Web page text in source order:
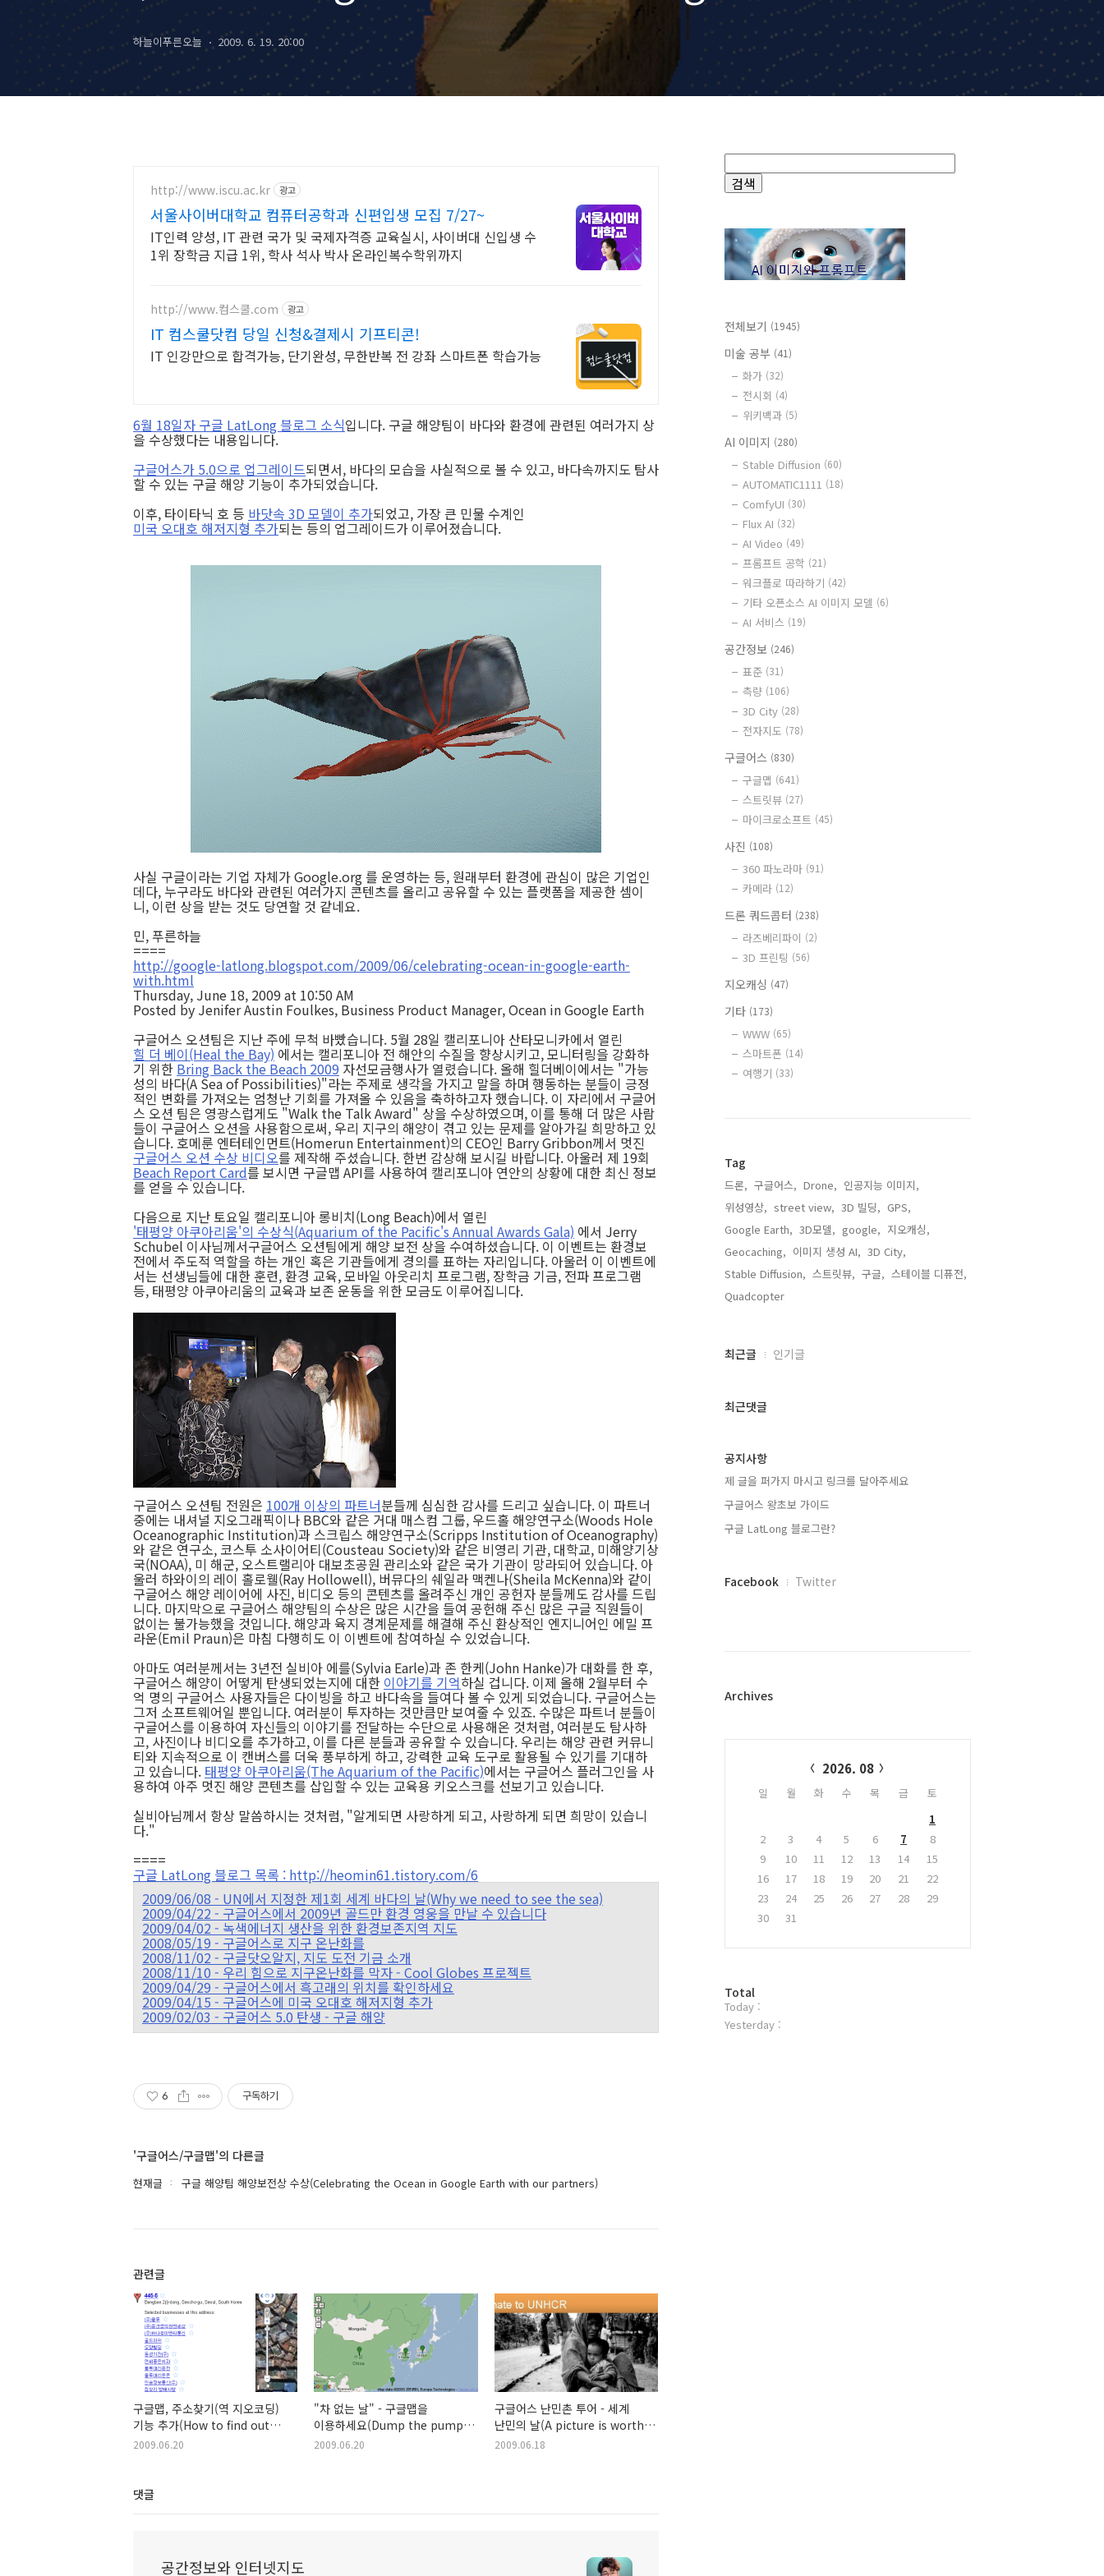
Earth with our partners)
하늘이푸른오늘 2009. 6. 19. 20:00
http://www.iscu.ac.kr 광고
서울사이버대학교 컴퓨터공학과 신편입생 모집 7/27~
IT인력 양성, IT 관련 국가 및 국제자격증 교육실시, 사이버대 신입생 수
1위 장학금 지급 1위, 학사 석사 박사 온라인복수학위까지
http://www.컴스쿨.com 광고
IT 컴스쿨닷컴 당일 신청&결제시 기프티콘!
IT 인강만으로 합격가능, 단기완성, 무한반복 전 강좌 스마트폰 학습가능
6월 18일자 구글 LatLong 블로그 소식입니다. 구글 해양팀이 바다와 환경에 관련된 여러가지 상
을 수상했다는 내용입니다.
구글어스가 5.0으로 업그레이드되면서, 바다의 모습을 사실적으로 볼 수 있고, 바다속까지도 탐사
할 수 있는 구글 해양 기능이 추가되었습니다.
이후, 타이타닉 호 등 바닷속 3D 모델이 추가되었고, 가장 큰 민물 수계인
미국 오대호 해저지형 추가되는 등의 업그레이드가 이루어졌습니다.
사실 구글이라는 기업 자체가 Google.org 를 운영하는 등, 원래부터 환경에 관심이 많은 기업인
데다, 누구라도 바다와 관련된 여러가지 콘텐츠를 올리고 공유할 수 있는 플랫폼을 제공한 셈이
니, 이런 상을 받는 것도 당연할 것 같네요.
민, 푸른하늘
====
http://google-latlong.blogspot.com/2009/06/celebrating-ocean-in-google-earth-
with.html
Thursday, June 18, 2009 at 10:50 AM
Posted by Jenifer Austin Foulkes, Business Product Manager, Ocean in Google Earth
구글어스 오션팀은 지난 주에 무척 바빴습니다. 5월 28일 캘리포니아 산타모니카에서 열린
힐 더 베이(Heal the Bay) 에서는 캘리포니아 전 해안의 수질을 향상시키고, 모니터링을 강화하
기 위한 Bring Back the Beach 2009 자선모금행사가 열렸습니다. 올해 힐더베이에서는 "가능
성의 바다(A Sea of Possibilities)"라는 주제로 생각을 가지고 말을 하며 행동하는 분들이 긍정
적인 변화를 가져오는 엄청난 기회를 가져올 수 있음을 축하하고자 했습니다. 이 자리에서 구글어
스 오션 팀은 영광스럽게도 "Walk the Talk Award" 상을 수상하였으며, 이를 통해 더 많은 사람
들이 구글어스 오션을 사용함으로써, 우리 지구의 해양이 겪고 있는 문제를 알아가길 희망하고 있
습니다. 호메룬 엔터테인먼트(Homerun Entertainment)의 CEO인 Barry Gribbon께서 멋진
구글어스 오션 수상 비디오를 제작해 주셨습니다. 한번 감상해 보시길 바랍니다. 아울러 제 19회
Beach Report Card를 보시면 구글맵 API를 사용하여 캘리포니아 연안의 상황에 대한 최신 정보
를 얻을 수 있습니다.
다음으로 지난 토요일 캘리포니아 롱비치(Long Beach)에서 열린
'태평양 아쿠아리움'의 수상식(Aquarium of the Pacific's Annual Awards Gala) 에서 Jerry
Schubel 이사님께서구글어스 오션팀에게 해양 보전 상을 수여하셨습니다. 이 이벤트는 환경보
전에서 주도적 역할을 하는 개인 혹은 기관들에게 경의를 표하는 자리입니다. 아울러 이 이벤트에
서는 선생님들에 대한 훈련, 환경 교육, 모바일 아웃리치 프로그램, 장학금 기금, 전파 프로그램
등, 태평양 아쿠아리움의 교육과 보존 운동을 위한 모금도 이루어집니다.
구글어스 오션팀 전원은 100개 이상의 파트너분들께 심심한 감사를 드리고 싶습니다. 이 파트너
중에는 내셔널 지오그래픽이나 BBC와 같은 거대 매스컴 그룹, 우드홀 해양연구소(Woods Hole
Oceanographic Institution)과 스크립스 해양연구소(Scripps Institution of Oceanography)
와 같은 연구소, 코스투 소사이어티(Cousteau Society)와 같은 비영리 기관, 대학교, 미해양기상
국(NOAA), 미 해군, 오스트랠리아 대보초공원 관리소와 같은 국가 기관이 망라되어 있습니다. 아
울러 하와이의 레이 홀로웰(Ray Hollowell), 버뮤다의 쉐일라 맥켄나(Sheila McKenna)와 같이
구글어스 해양 레이어에 사진, 비디오 등의 콘텐츠를 올려주신 개인 공헌자 분들께도 감사를 드립
니다. 마지막으로 구글어스 해양팀의 수상은 많은 시간을 들여 공헌해 주신 많은 구글 직원들이
없이는 불가능했을 것입니다. 해양과 육지 경계문제를 해결해 주신 환상적인 엔지니어인 에밀 프
라운(Emil Praun)은 마침 다행히도 이 이벤트에 참여하실 수 있었습니다.
아마도 여러분께서는 3년전 실비아 에를(Sylvia Earle)과 존 한케(John Hanke)가 대화를 한 후,
구글어스 해양이 어떻게 탄생되었는지에 대한 이야기를 기억하실 겁니다. 이제 올해 2월부터 수
억 명의 구글어스 사용자들은 다이빙을 하고 바다속을 들여다 볼 수 있게 되었습니다. 구글어스는
그저 소프트웨어일 뿐입니다. 여러분이 투자하는 것만큼만 보여줄 수 있죠. 수많은 파트너 분들이
구글어스를 이용하여 자신들의 이야기를 전달하는 수단으로 사용해온 것처럼, 여러분도 탐사하
고, 사진이나 비디오를 추가하고, 이를 다른 분들과 공유할 수 있습니다. 우리는 해양 관련 커뮤니
티와 지속적으로 이 캔버스를 더욱 풍부하게 하고, 강력한 교육 도구로 활용될 수 있기를 기대하
고 있습니다. 태평양 아쿠아리움(The Aquarium of the Pacific)에서는 구글어스 플러그인을 사
용하여 아주 멋진 해양 콘텐츠를 삽입할 수 있는 교육용 키오스크를 선보기고 있습니다.
실비아님께서 항상 말씀하시는 것처럼, "알게되면 사랑하게 되고, 사랑하게 되면 희망이 있습니
다."
====
구글 LatLong 블로그 목록 : http://heomin61.tistory.com/6
2009/06/08 - UN에서 지정한 제1회 세계 바다의 날(Why we need to see the sea)
2009/04/22 - 구글어스에서 2009년 골드만 환경 영웅을 만날 수 있습니다
2009/04/02 - 녹색에너지 생산을 위한 환경보존지역 지도
2008/05/19 - 구글어스로 지구 온난화를
2008/11/02 - 구글닷오알지, 지도 도전 기금 소개
2008/11/10 - 우리 힘으로 지구온난화를 막자 - Cool Globes 프로젝트
2009/04/29 - 구글어스에서 흑고래의 위치를 확인하세요
2009/04/15 - 구글어스에 미국 오대호 해저지형 추가
2009/02/03 - 구글어스 5.0 탄생 - 구글 해양
6 구독하기
'구글어스/구글맵'의 다른글
현재글 구글 해양팀 해양보전상 수상(Celebrating the Ocean in Google Earth with our partners)
관련글
구글맵, 주소찾기(역 지오코딩)
기능 추가(How to find out
"What's here")
2009.06.20
"차 없는 날" - 구글맵을
이용하세요(Dump the pump
with new transit agencies in
2009.06.20
구글어스 난민촌 투어 - 세계
난민의 날(A picture is worth
millions of voices)
2009.06.18
댓글
공간정보와 인터넷지도
전체보기 (1945)
미술 공부 (41)
화가 (32)
전시회 (4)
위키백과 (5)
AI 이미지 (280)
Stable Diffusion (60)
AUTOMATIC1111 (18)
ComfyUI (30)
Flux AI (32)
AI Video (49)
프롬프트 공학 (21)
워크플로 따라하기 (42)
기타 오픈소스 AI 이미지 모델 (6)
AI 서비스 (19)
공간정보 (246)
표준 (31)
측량 (106)
3D City (28)
전자지도 (78)
구글어스 (830)
구글맵 (641)
스트릿뷰 (27)
마이크로소프트 (45)
사진 (108)
360 파노라마 (91)
카메라 (12)
드론 쿼드콥터 (238)
라즈베리파이 (2)
3D 프린팅 (56)
지오캐싱 (47)
기타 (173)
WWW (65)
스마트폰 (14)
여행기 (33)
Tag
드론, 구글어스, Drone, 인공지능 이미지,
위성영상, street view, 3D 빌딩, GPS,
Google Earth, 3D모델, google, 지오캐싱,
Geocaching, 이미지 생성 AI, 3D City,
Stable Diffusion, 스트릿뷰, 구글, 스테이블 디퓨전,
Quadcopter,
최
과
글
최근글 인기글
최근댓글
공지사항
제 글을 퍼가지 마시고 링크를 달아주세요
구글어스 왕초보 가이드
구글 LatLong 블로그란?
페
플
Facebook Twitter
Archives
2026. 08
일 월 화 수 목 금
토
1
2
3 4 5 6 7
8
9
10 11 12 13 14
15
16
17 18 19 20 21
22
23
24 25 26 27 28
29
30
31
방
문
자
Total
Today :
Yesterday :